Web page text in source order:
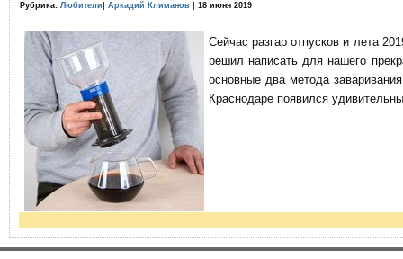
Рубрика: Любители Аркадий Климанов | 18 июня 2019
Сейчас разгар отпусков и лета
решил написать для нашего
основные два метода
Краснодаре появился